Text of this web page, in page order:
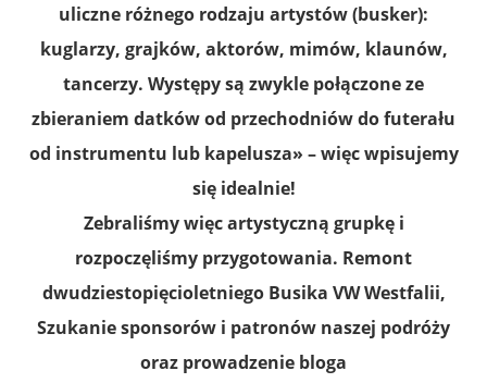
uliczne różnego rodzaju artystów (busker):
kuglarzy, grajków, aktorów, mimów, klaunów,
tancerzy. Występy są zwykle połączone ze
zbieraniem datków od przechodniów do futerału
od instrumentu lub kapelusza» – więc wpisujemy
się idealnie!
Zebraliśmy więc artystyczną grupkę i
rozpoczęliśmy przygotowania. Remont
dwudziestopięcioletniego Busika VW Westfalii,
Szukanie sponsorów i patronów naszej podróży
oraz prowadzenie bloga